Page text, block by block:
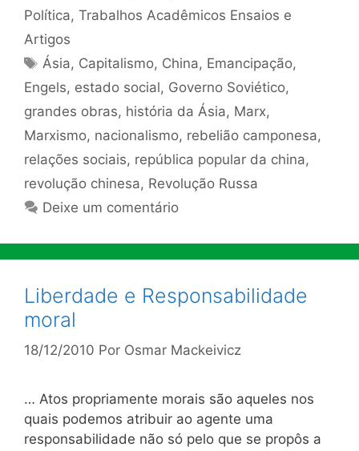
Política, Trabalhos Acadêmicos Ensaios e
Artigos
Tags
Ásia, Capitalismo, China, Emancipação,
Engels, estado social, Governo Soviético,
grandes obras, história da Ásia, Marx,
Marxismo, nacionalismo, rebelião camponesa,
relações sociais, república popular da china,
revolução chinesa, Revolução Russa
Deixe um comentário
Liberdade e Responsabilidade
moral
18/12/2010 Por Osmar Mackeivicz
… Atos propriamente morais são aqueles nos
quais podemos atribuir ao agente uma
responsabilidade não só pelo que se propôs a